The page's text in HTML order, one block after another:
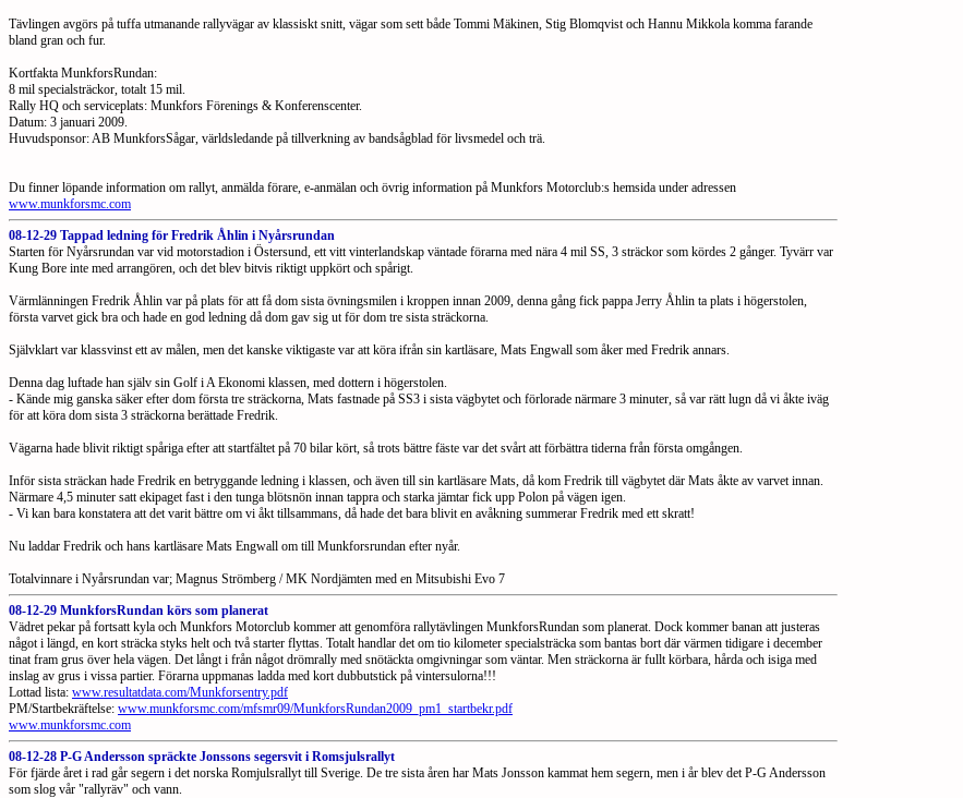
Tävlingen avgörs på tuffa utmanande rallyvägar av klassiskt snitt, vägar som sett både Tommi Mäkinen, Stig Blomqvist och Hannu Mikkola komma farande
bland gran och fur.
Kortfakta MunkforsRundan:
8 mil specialsträckor, totalt 15 mil.
Rally HQ och serviceplats: Munkfors Förenings & Konferenscenter.
Datum: 3 januari 2009.
Huvudsponsor: AB MunkforsSågar, världsledande på tillverkning av bandsågblad för livsmedel och trä.
Du finner löpande information om rallyt, anmälda förare, e-anmälan och övrig information på Munkfors Motorclub:s hemsida under adressen
www.munkforsmc.com
08-12-29 Tappad ledning för Fredrik Åhlin i Nyårsrundan
Starten för Nyårsrundan var vid motorstadion i Östersund, ett vitt vinterlandskap väntade förarna med nära 4 mil SS, 3 sträckor som kördes 2 gånger. Tyvärr var
Kung Bore inte med arrangören, och det blev bitvis riktigt uppkört och spårigt.
Värmlänningen Fredrik Åhlin var på plats för att få dom sista övningsmilen i kroppen innan 2009, denna gång fick pappa Jerry Åhlin ta plats i högerstolen,
första varvet gick bra och hade en god ledning då dom gav sig ut för dom tre sista sträckorna.
Självklart var klassvinst ett av målen, men det kanske viktigaste var att köra ifrån sin kartläsare, Mats Engwall som åker med Fredrik annars.
Denna dag luftade han själv sin Golf i A Ekonomi klassen, med dottern i högerstolen.
- Kände mig ganska säker efter dom första tre sträckorna, Mats fastnade på SS3 i sista vägbytet och förlorade närmare 3 minuter, så var rätt lugn då vi åkte iväg
för att köra dom sista 3 sträckorna berättade Fredrik.
Vägarna hade blivit riktigt spåriga efter att startfältet på 70 bilar kört, så trots bättre fäste var det svårt att förbättra tiderna från första omgången.
Inför sista sträckan hade Fredrik en betryggande ledning i klassen, och även till sin kartläsare Mats, då kom Fredrik till vägbytet där Mats åkte av varvet innan.
Närmare 4,5 minuter satt ekipaget fast i den tunga blötsnön innan tappra och starka jämtar fick upp Polon på vägen igen.
- Vi kan bara konstatera att det varit bättre om vi åkt tillsammans, då hade det bara blivit en avåkning summerar Fredrik med ett skratt!
Nu laddar Fredrik och hans kartläsare Mats Engwall om till Munkforsrundan efter nyår.
Totalvinnare i Nyårsrundan var; Magnus Strömberg / MK Nordjämten med en Mitsubishi Evo 7
08-12-29 MunkforsRundan körs som planerat
Vädret pekar på fortsatt kyla och Munkfors Motorclub kommer att genomföra rallytävlingen MunkforsRundan som planerat. Dock kommer banan att justeras
något i längd, en kort sträcka styks helt och två starter flyttas. Totalt handlar det om tio kilometer specialsträcka som bantas bort där värmen tidigare i december
tinat fram grus över hela vägen. Det långt i från något drömrally med snötäckta omgivningar som väntar. Men sträckorna är fullt körbara, hårda och isiga med
inslag av grus i vissa partier. Förarna uppmanas ladda med kort dubbutstick på vintersulorna!!!
Lottad lista: www.resultatdata.com/Munkforsentry.pdf
PM/Startbekräftelse: www.munkforsmc.com/mfsmr09/MunkforsRundan2009_pm1_startbekr.pdf
www.munkforsmc.com
08-12-28 P-G Andersson spräckte Jonssons segersvit i Romsjulsrallyt
För fjärde året i rad går segern i det norska Romjulsrallyt till Sverige. De tre sista åren har Mats Jonsson kammat hem segern, men i år blev det P-G Andersson
som slog vår "rallyräv" och vann.